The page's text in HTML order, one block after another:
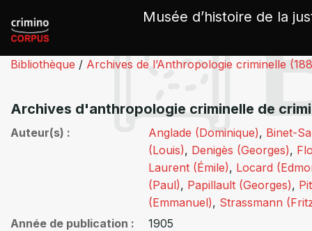
Musée d’histoire de la
Bibliothèque / Archives de l’Anthropologie criminelle
Archives d'anthropologie criminelle de
Auteur(s) Anglade (Dominique), Binet-
(Louis), Denigès (Georges),
Laurent (Émile), Locard
(Paul), Papillault (Georges),
(Emmanuel), Strassmann
Année de publication
1905
Panneau de gestion des cookies